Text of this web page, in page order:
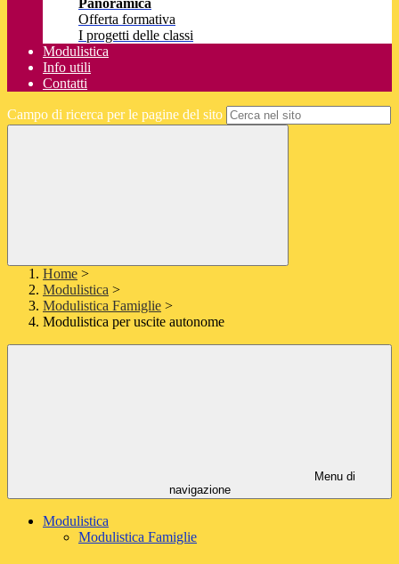
Panoramica
Offerta formativa
I progetti delle classi
Modulistica
Info utili
Contatti
Campo di ricerca per le pagine del sito
Home >
Modulistica >
Modulistica Famiglie >
Modulistica per uscite autonome
Menu di
navigazione
Modulistica
Modulistica Famiglie